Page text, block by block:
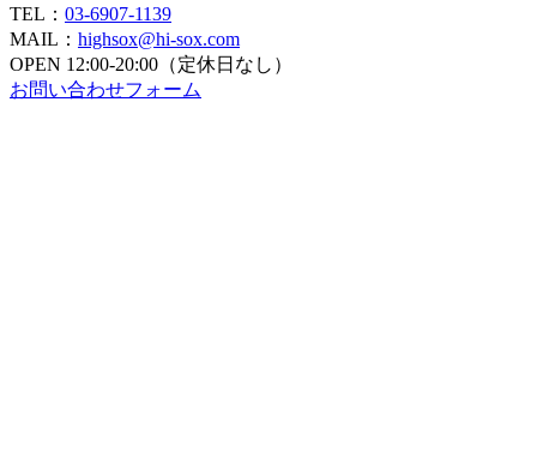
TEL： 03-6907-1139
MAIL： highsox@hi-sox.com
OPEN 12:00-20:00（定休日なし）
お問い合わせフォーム